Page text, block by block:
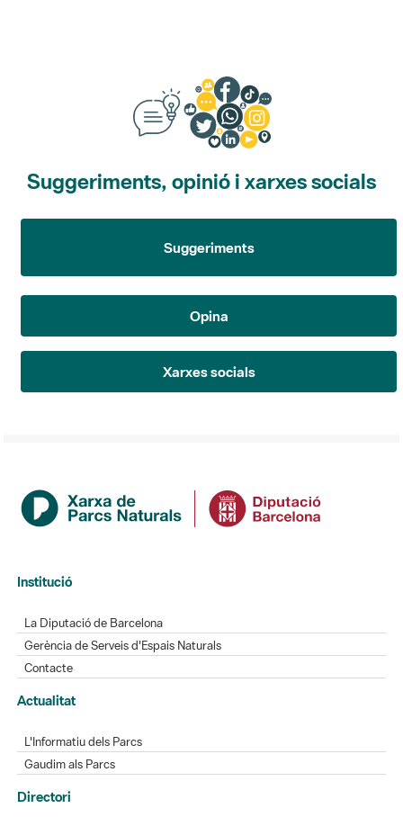
Suggeriments, opinió i xarxes socials
Suggeriments
Opina
Xarxes socials
Institució
La Diputació de Barcelona
Gerència de Serveis d'Espais Naturals
Contacte
Actualitat
L'Informatiu dels Parcs
Gaudim als Parcs
Directori